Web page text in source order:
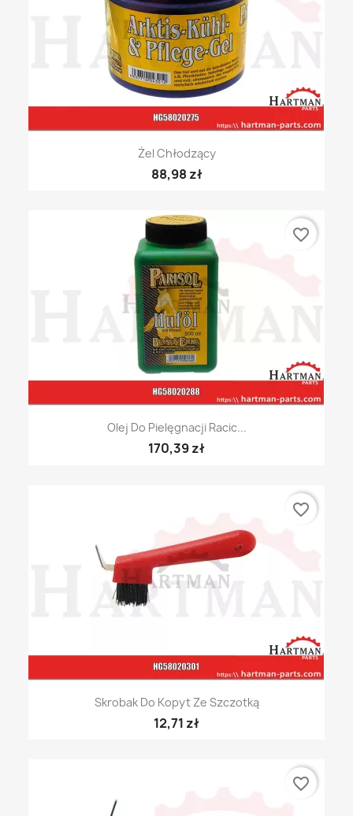
Żel Chłodzący
88,98 zł
Olej Do Pielęgnacji Racic...
170,39 zł
favorite_border
Skrobak Do Kopyt Ze Szczotką
12,71 zł
favorite_border
favorite_border